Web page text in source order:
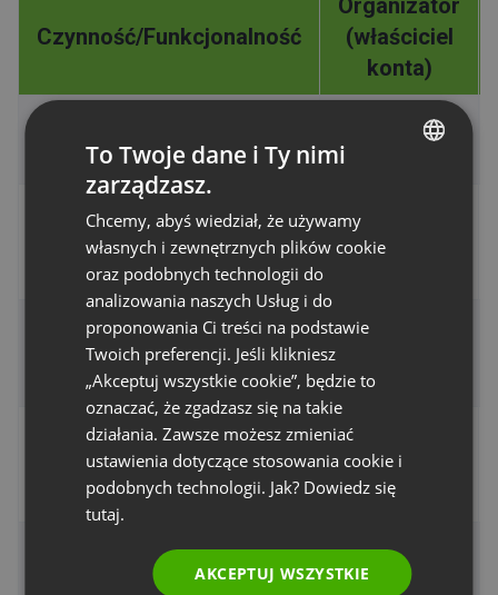
Czynność/Funkcjonalność
Organizator
(właściciel
konta)
Dostęp do panelu konta
Dostęp do pokoju
wydarzenia
Dostęp do Szczegółów
płatności i opłat
Przypisywanie ról
użytkownikom
FRENCH
RUSSIAN
SPANISH
ITALIAN
To Twoje dane i Ty nimi
zarządzasz.
Chcemy, abyś wiedział, że używamy
własnych i zewnętrznych plików cookie
oraz podobnych technologii do
analizowania naszych Usług i do
proponowania Ci treści na podstawie
Twoich preferencji. Jeśli klikniesz
„Akceptuj wszystkie cookie”, będzie to
oznaczać, że zgadzasz się na takie
działania. Zawsze możesz zmieniać
ustawienia dotyczące stosowania cookie i
podobnych technologii. Jak? Dowiedz się
tutaj.
AKCEPTUJ WSZYSTKIE